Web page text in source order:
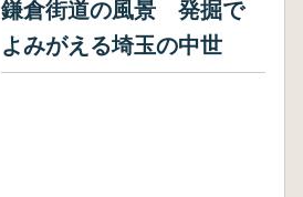
鎌倉街道の風景 発掘で
よみがえる埼玉の中世